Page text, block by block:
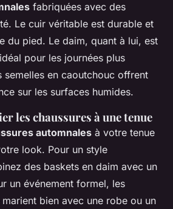
fabriquées avec des
Le cuir véritable est durable et
du pied. Le daim, quant à lui, est
pour les journées plus
semelles en caoutchouc offrent
sur les surfaces humides.
les chaussures à une tenue
automnales à votre tenue
look. Pour un style
des baskets en daim avec un
un événement formel, les
bien avec une robe ou un